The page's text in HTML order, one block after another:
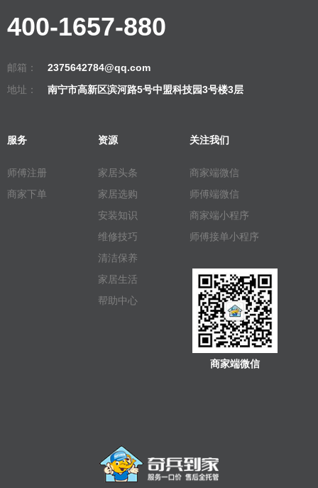
400-1657-880
邮箱：
2375642784@qq.com
地址：
南宁市高新区滨河路5号中盟科技园3号楼3层
服务
师傅注册
商家下单
资源
家居头条
家居选购
安装知识
维修技巧
清洁保养
家居生活
帮助中心
关注我们
商家端微信
师傅端微信
商家端小程序
师傅接单小程序
商家端微信